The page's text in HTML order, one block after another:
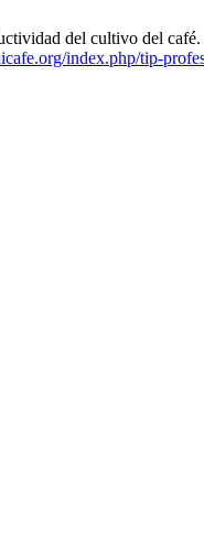
del cultivo del
index.php/tip-